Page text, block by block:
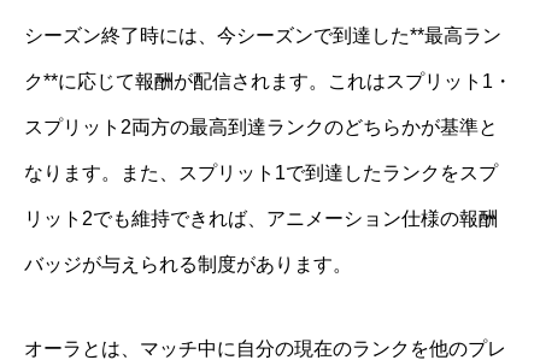
シーズン終了時には、今シーズンで到達した**最高ラン
ク**に応じて報酬が配信されます。これはスプリット1・
スプリット2両方の最高到達ランクのどちらかが基準と
なります。また、スプリット1で到達したランクをスプ
リット2でも維持できれば、アニメーション仕様の報酬
バッジが与えられる制度があります。
オーラとは、マッチ中に自分の現在のランクを他のプレ